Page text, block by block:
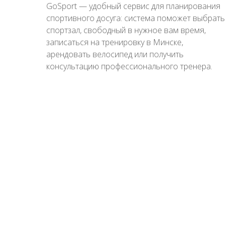
GoSport — удобный сервис для планирования
спортивного досуга: система поможет выбрать
спортзал, свободный в нужное вам время,
записаться на тренировку в Минске,
арендовать велосипед или получить
консультацию профессионального тренера.